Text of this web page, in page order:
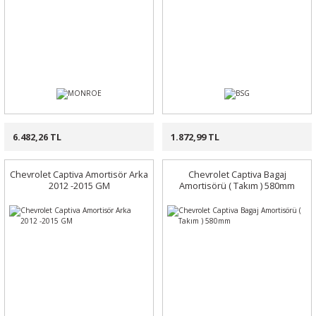
6.482,26 TL 1.872,99 TL
Chevrolet Captiva Amortisör Arka
2012 -2015 GM
Chevrolet Captiva Bagaj
Amortisörü ( Takım ) 580mm